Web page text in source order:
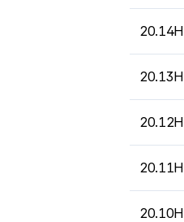
20.14H
20.13H
20.12H
20.11H
20.10H